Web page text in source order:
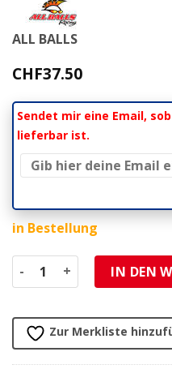
ALL BALLS
CHF37.50
Sendet mir eine Email,
lieferbar ist.
in Bestellung
GabelstaubkappenIN DEN
Zur Merkliste